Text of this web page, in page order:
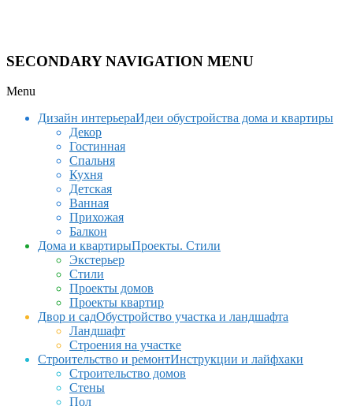
SECONDARY NAVIGATION MENU
Menu
Дизайн интерьераИдеи обустройства дома и квартиры
Декор
Гостинная
Спальня
Кухня
Детская
Ванная
Прихожая
Балкон
Дома и квартирыПроекты. Стили
Экстерьер
Стили
Проекты домов
Проекты квартир
Двор и садОбустройство участка и ландшафта
Ландшафт
Строения на участке
Строительство и ремонтИнструкции и лайфхаки
Строительство домов
Стены
Пол